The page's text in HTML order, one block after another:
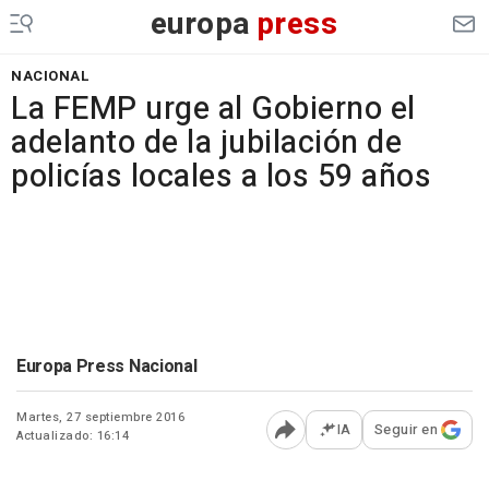
europa press
NACIONAL
La FEMP urge al Gobierno el
adelanto de la jubilación de
policías locales a los 59 años
Europa Press Nacional
Martes, 27 septiembre 2016
Actualizado: 16:14
Abrir opciones para
IA Seguir en